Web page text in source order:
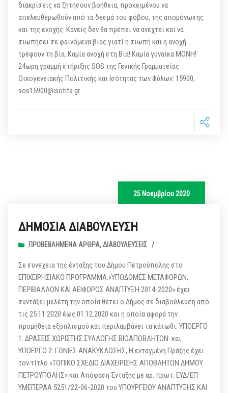
διακρίσεις να ζητήσουν βοήθεια, προκειμένου να
απελευθερωθούν από τα δεσμά του φόβου, της απομόνωσης
και της ενοχής. Κανείς δεν θα πρέπει να ανεχτεί και να
σιωπήσει σε φαινόμενα βίας γιατί η σιωπή και η ανοχή
τρέφουν τη βία. Καμία ανοχή στη Βία! Καμία γυναίκα ΜΟΝΗ!
24ωρη γραμμή στήριξης SOS της Γενικής Γραμματείας
Οικογενειακής Πολιτικής και Ισότητας των Φύλων: 15900,
sos15900@isotita.gr.
25 Νοεμβρίου 2020
ΔΗΜΟΣΙΑ ΔΙΑΒΟΥΛΕΥΣΗ
ΠΡΟΒΕΒΛΗΜΈΝΑ ΆΡΘΡΑ,ΔΙΑΒΟΥΛΕΎΣΕΙΣ /
Σε συνέχεια της ένταξης του Δήμου Πετρούπολης στο
ΕΠΙΧΕΙΡΗΣΙΑΚΟ ΠΡΟΓΡΑΜΜΑ:«ΥΠΟΔΟΜΕΣ ΜΕΤΑΦΟΡΩΝ,
ΠΕΡΙΒΑΛΛΟΝ ΚΑΙ ΑΕΙΦΟΡΟΣ ΑΝΑΠΤΥΞΗ 2014-2020» έχει
συντάξει μελέτη την οποία θέτει ο Δήμος σε διαβούλευση από
τις 25.11.2020 έως 01.12.2020 και η οποία αφορά την
προμήθεια εξοπλισμού και περιλαμβάνει τα κάτωθι: ΥΠΟΕΡΓΟ
1: ΔΡΑΣΕΙΣ ΧΩΡΙΣΤΗΣ ΣΥΛΛΟΓΗΣ ΒΙΟΑΠΟΒΛΗΤΩΝ και
ΥΠΟΕΡΓΟ 2: ΓΩΝΙΕΣ ΑΝΑΚΥΚΛΩΣΗΣ, Η ενταγμένη Πράξης έχει
τον τίτλο «ΤΟΠΙΚΟ ΣΧΕΔΙΟ ΔΙΑΧΕΙΡΙΣΗΣ ΑΠΟΒΛΗΤΩΝ ΔΗΜΟΥ
ΠΕΤΡΟΥΠΟΛΗΣ» και Απόφαση Ένταξης με αρ. πρωτ. ΕΥΔ/ΕΠ
ΥΜΕΠΕΡΑΑ 5251/22-06-2020 του ΥΠΟΥΡΓΕΙΟΥ ΑΝΑΠΤΥΞΗΣ ΚΑΙ